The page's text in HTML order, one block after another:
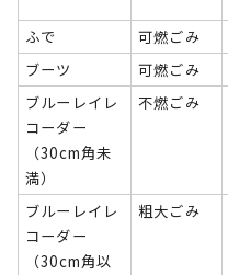
ふで
可燃ごみ
ブーツ
可燃ごみ
ブルーレイレ
コーダー
（30cm角未
満）
不燃ごみ
ブルーレイレ
コーダー
（30cm角以
粗大ごみ